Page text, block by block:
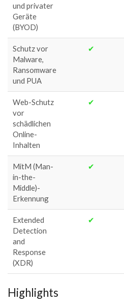
und privater
Geräte
(BYOD)
Schutz vor
Malware,
Ransomware
und PUA
✔
Web-Schutz
vor
schädlichen
Online-
Inhalten
✔
MitM (Man-
in-the-
Middle)-
Erkennung
✔
Extended
Detection
and
Response
(XDR)
✔
Highlights